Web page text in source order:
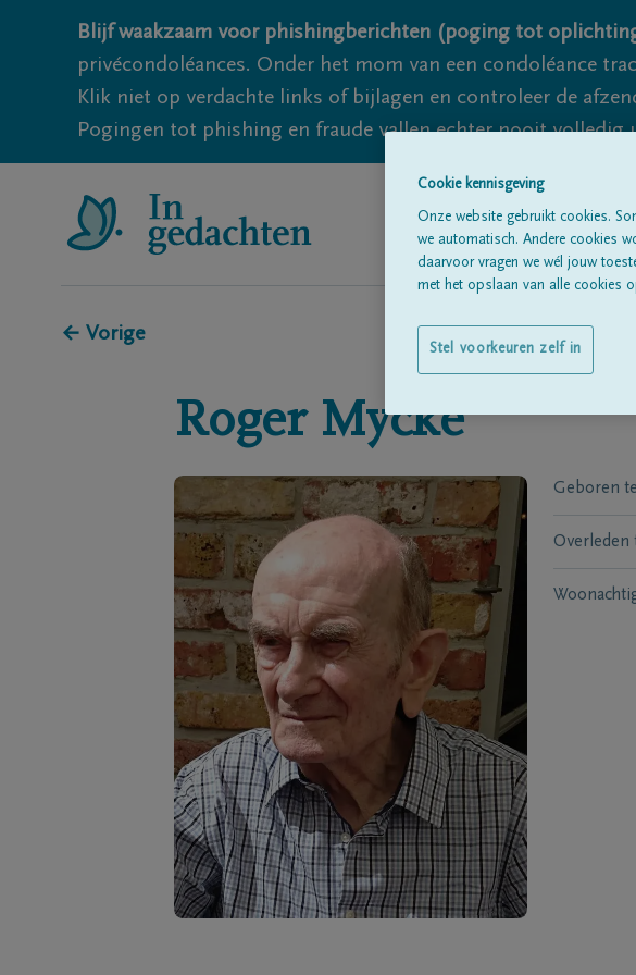
Blijf waakzaam voor phishingberichten (poging tot
privécondoléances. Onder het mom van een condoléance
Klik niet op verdachte links of bijlagen en controleer de
Pogingen tot phishing en fraude vallen echter nooit volledig
← Vorige
Roger Mycke
Geboren te
Overleden
Cookie kennisgeving
Onze website gebruikt cookies.
we automatisch. Andere cookies
daarvoor vragen we wél jouw
met het opslaan van alle cookies
Stel voorkeuren zelf in